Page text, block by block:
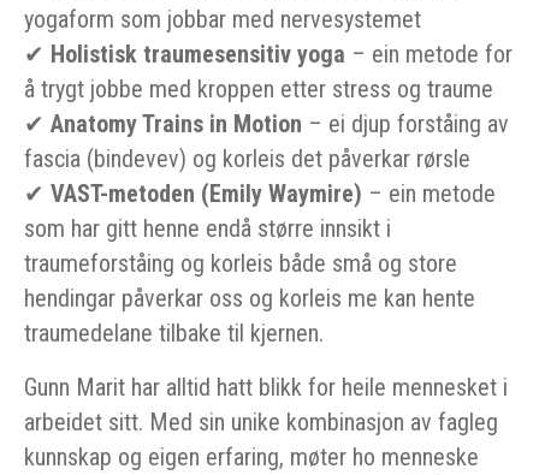
yogaform som jobbar med nervesystemet
✔ Holistisk traumesensitiv yoga – ein metode for
å trygt jobbe med kroppen etter stress og traume
✔ Anatomy Trains in Motion – ei djup forståing av
fascia (bindevev) og korleis det påverkar rørsle
✔ VAST-metoden (Emily Waymire) – ein metode
som har gitt henne endå større innsikt i
traumeforståing og korleis både små og store
hendingar påverkar oss og korleis me kan hente
traumedelane tilbake til kjernen.
Gunn Marit har alltid hatt blikk for heile mennesket i
arbeidet sitt. Med sin unike kombinasjon av fagleg
kunnskap og eigen erfaring, møter ho menneske